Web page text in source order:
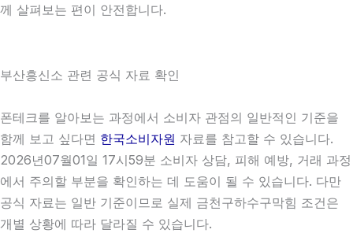
께 살펴보는 편이 안전합니다.
부산흥신소 관련 공식 자료 확인
폰테크를 알아보는 과정에서 소비자 관점의 일반적인 기준을
함께 보고 싶다면 한국소비자원 자료를 참고할 수 있습니다.
2026년07월01일 17시59분 소비자 상담, 피해 예방, 거래 과정
에서 주의할 부분을 확인하는 데 도움이 될 수 있습니다. 다만
공식 자료는 일반 기준이므로 실제 금천구하수구막힘 조건은
개별 상황에 따라 달라질 수 있습니다.